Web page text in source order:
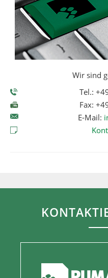
Wir sind
Tel.:
Fax:
E-Mail: